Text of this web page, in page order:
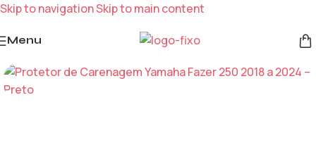
Skip to navigationSkip to main content
Menu